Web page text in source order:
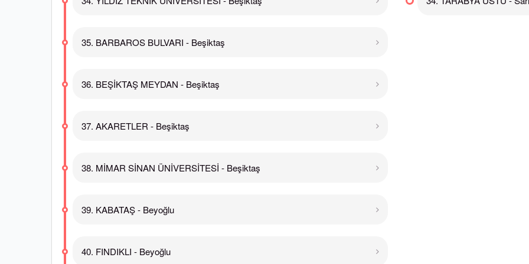
35. BARBAROS BULVARI - Beşiktaş
36. BEŞİKTAŞ MEYDAN - Beşiktaş
37. AKARETLER - Beşiktaş
38. MİMAR SİNAN ÜNİVERSİTESİ - Beşiktaş
39. KABATAŞ - Beyoğlu
40. FINDIKLI - Beyoğlu